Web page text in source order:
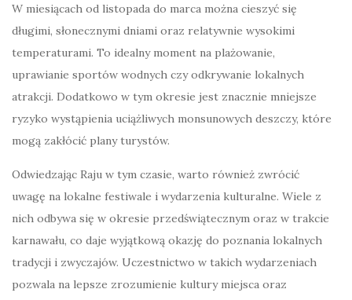
W miesiącach od listopada do marca można cieszyć się
długimi, słonecznymi dniami oraz relatywnie wysokimi
temperaturami. To idealny moment na plażowanie,
uprawianie sportów wodnych czy odkrywanie lokalnych
atrakcji. Dodatkowo w tym okresie jest znacznie mniejsze
ryzyko wystąpienia uciążliwych monsunowych deszczy, które
mogą zakłócić plany turystów.
Odwiedzając Raju w tym czasie, warto również zwrócić
uwagę na lokalne festiwale i wydarzenia kulturalne. Wiele z
nich odbywa się w okresie przedświątecznym oraz w trakcie
karnawału, co daje wyjątkową okazję do poznania lokalnych
tradycji i zwyczajów. Uczestnictwo w takich wydarzeniach
pozwala na lepsze zrozumienie kultury miejsca oraz